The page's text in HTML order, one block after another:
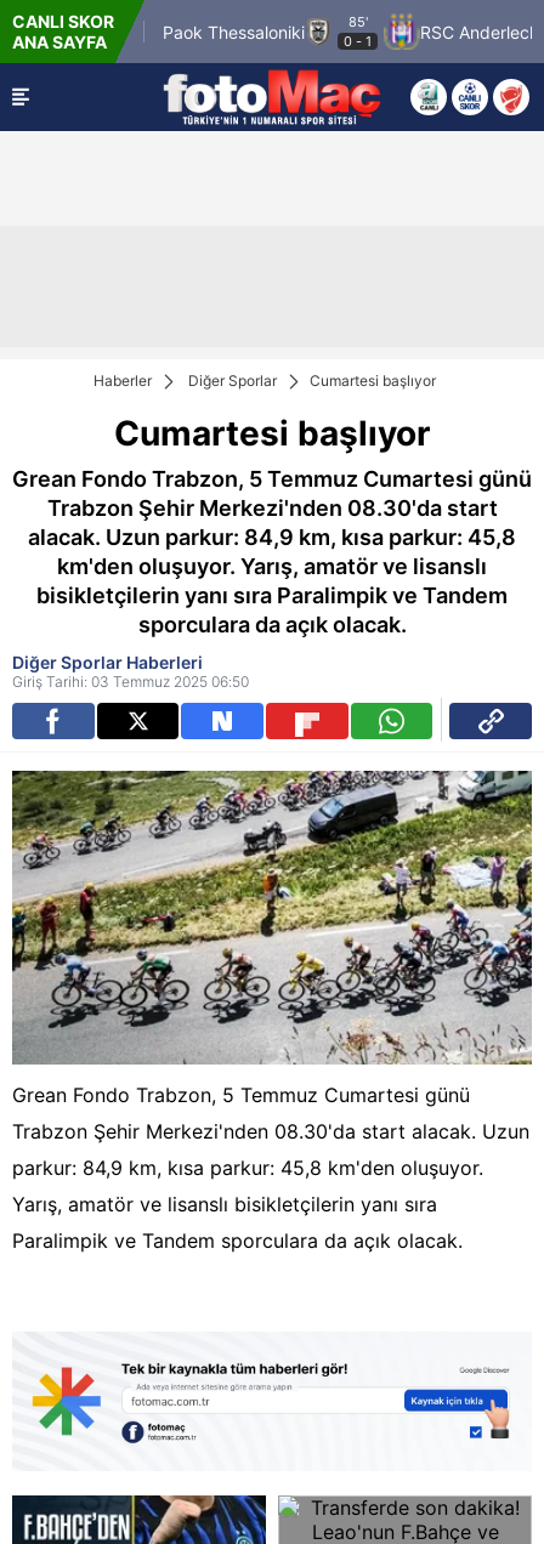
CANLI SKOR
ANA SAYFA
Pafos FC Paok Thessaloniki
85'
0
-1 RSC Anderlecht
Haberler Diğer Sporlar Cumartesi başlıyor
Cumartesi başlıyor
Grean Fondo Trabzon, 5 Temmuz Cumartesi günü
Trabzon Şehir Merkezi'nden 08.30'da start
alacak. Uzun parkur: 84,9 km, kısa parkur: 45,8
km'den oluşuyor. Yarış, amatör ve lisanslı
bisikletçilerin yanı sıra Paralimpik ve Tandem
sporculara da açık olacak.
Diğer Sporlar Haberleri
Giriş Tarihi: 03 Temmuz 2025 06:50
Grean Fondo Trabzon, 5 Temmuz Cumartesi günü
Trabzon Şehir Merkezi'nden 08.30'da start alacak. Uzun
parkur: 84,9 km, kısa parkur: 45,8 km'den oluşuyor.
Yarış, amatör ve lisanslı bisikletçilerin yanı sıra
Paralimpik ve Tandem sporculara da açık olacak.